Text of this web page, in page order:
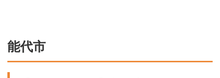
能代市